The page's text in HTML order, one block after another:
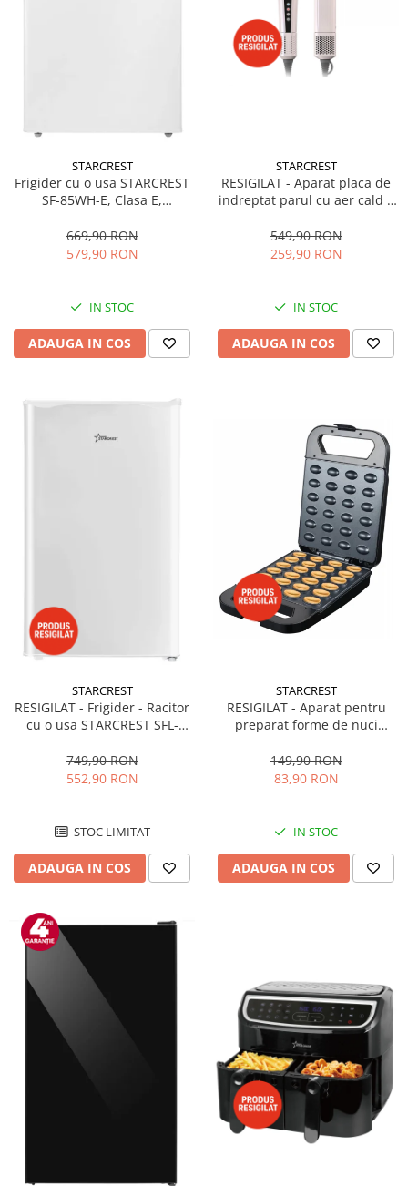
STARCREST
Frigider cu o usa STARCREST
SF-85WH-E, Clasa E,
interioara, Compartiment
gheata, H 82 cm, Alb
669,90 RON
579,90 RON
IN STOC
ADAUGA IN COS
STARCREST
RESIGILAT - Aparat placa de
indreptat parul cu aer cald 2
1300 W, Uscare si indreptare,
Afisaj LCD, Tehnologie cu ioni
549,90 RON
259,90 RON
IN STOC
ADAUGA IN COS
STARCREST
RESIGILAT - Frigider - Racitor
cu o usa STARCREST SFL-
92L, Iluminare interioara,H 83
cm, Alb
749,90 RON
552,90 RON
STOC LIMITAT
ADAUGA IN COS
STARCREST
RESIGILAT - Aparat pentru
preparat forme de nuci
forme, 1400W, Indicator
luminos, Placi antiaderente,
149,90 RON
83,90 RON
IN STOC
ADAUGA IN COS